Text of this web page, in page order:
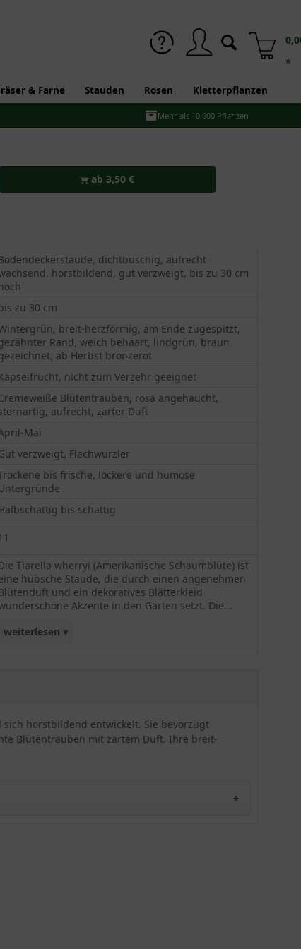
*
& Farne Stauden Rosen Kletterpflanzen
Mehr als 10.000 Pflanzen
ab 3,50 €
dichtbuschig, aufrecht
horstbildend, gut verzweigt, bis zu 30 cm
zu 30 cm
breit-herzförmig, am Ende zugespitzt,
Rand, weich behaart, lindgrün, braun
ab Herbst bronzerot
nicht zum Verzehr geeignet
Blütentrauben, rosa angehaucht,
aufrecht, zarter Duft
Mai
verzweigt, Flachwurzler
bis frische, lockere und humose
bis schattig
11
Tiarella wherryi (Amerikanische Schaumblüte) ist
hübsche Staude, die durch einen angenehmen
und ein dekoratives Blätterkleid
Akzente in den Garten setzt. Die...
weiterlesen ▾
dekorativ wirkt diese Sorte als Bodendecker an
Gehölzrändern oder als Unterpflanzung. Pro
Quadratmeter finden bis zu 11 Pflanzen Platz. Um
Gruppenpflanzungen ab 10 Exemplaren. Ein tolles
horstbildend entwickelt. Sie bevorzugt
Blütentrauben mit zartem Duft. Ihre breit-